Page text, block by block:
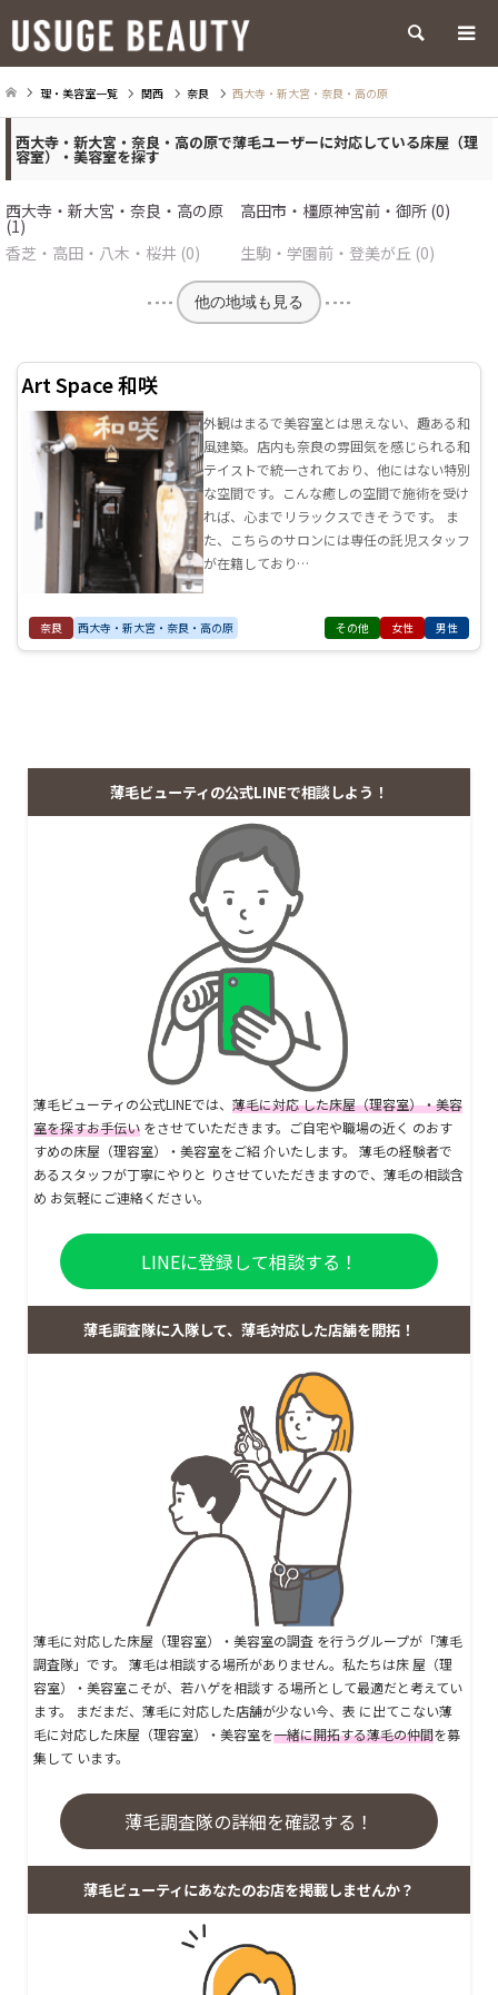
検索
理・美容室一覧 関西 奈良 西大寺・新大宮・奈良・高の原
西大寺・新大宮・奈良・高の原で薄毛ユーザーに対応している床屋（理
容室）・美容室を探す
西大寺・新大宮・奈良・高の原
(1)
高田市・橿原神宮前・御所 (0)
香芝・高田・八木・桜井 (0)
生駒・学園前・登美が丘 (0)
他の地域も見る
Art Space 和咲
外観はまるで美容室とは思えない、趣ある和
風建築。店内も奈良の雰囲気を感じられる和
テイストで統一されており、他にはない特別
な空間です。こんな癒しの空間で施術を受け
れば、心までリラックスできそうです。 ま
た、こちらのサロンには専任の託児スタッフ
が在籍しており…
奈良 西大寺・新大宮・奈良・高の原 その他 女性 男性
薄毛ビューティの公式LINEで相談しよう！
薄毛ビューティの公式LINEでは、 薄毛に対応 した床屋（理容室）・美容
室を探すお手伝い をさせていただきます。ご自宅や職場の近く のおす
すめの床屋（理容室）・美容室をご紹 介いたします。 薄毛の経験者で
あるスタッフが丁寧にやりと りさせていただきますので、薄毛の相談含
め お気軽にご連絡ください。
LINEに登録して相談する！
薄毛調査隊に入隊して、薄毛対応した店舗を開拓！
薄毛に対応した床屋（理容室）・美容室の調査 を行うグループが「薄毛
調査隊」です。 薄毛は相談する場所がありません。私たちは床 屋（理
容室）・美容室こそが、若ハゲを相談す る場所として最適だと考えてい
ます。 まだまだ、薄毛に対応した店舗が少ない今、表 に出てこない薄
毛に対応した床屋（理容室）・美容室を一緒に開拓する薄毛の仲間を募
集して います。
薄毛調査隊の詳細を確認する！
薄毛ビューティにあなたのお店を掲載しませんか？